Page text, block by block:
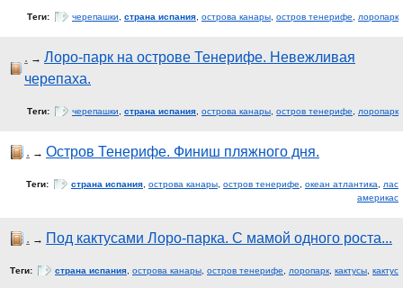
Теги: черепашки страна испания острова канары остров тенерифе лоропарк
. → Лоро-парк на острове Тенерифе. Невежливая
черепаха.
Теги: черепашки страна испания острова канары остров тенерифе лоропарк
. → Остров Тенерифе. Финиш пляжного дня.
Теги: страна испания острова канары остров тенерифе океан атлантика
лас
америкас
. → Под кактусами Лоро-парка. С мамой одного роста...
Теги: страна испания острова канары остров тенерифе лоропарк кактусы кактус